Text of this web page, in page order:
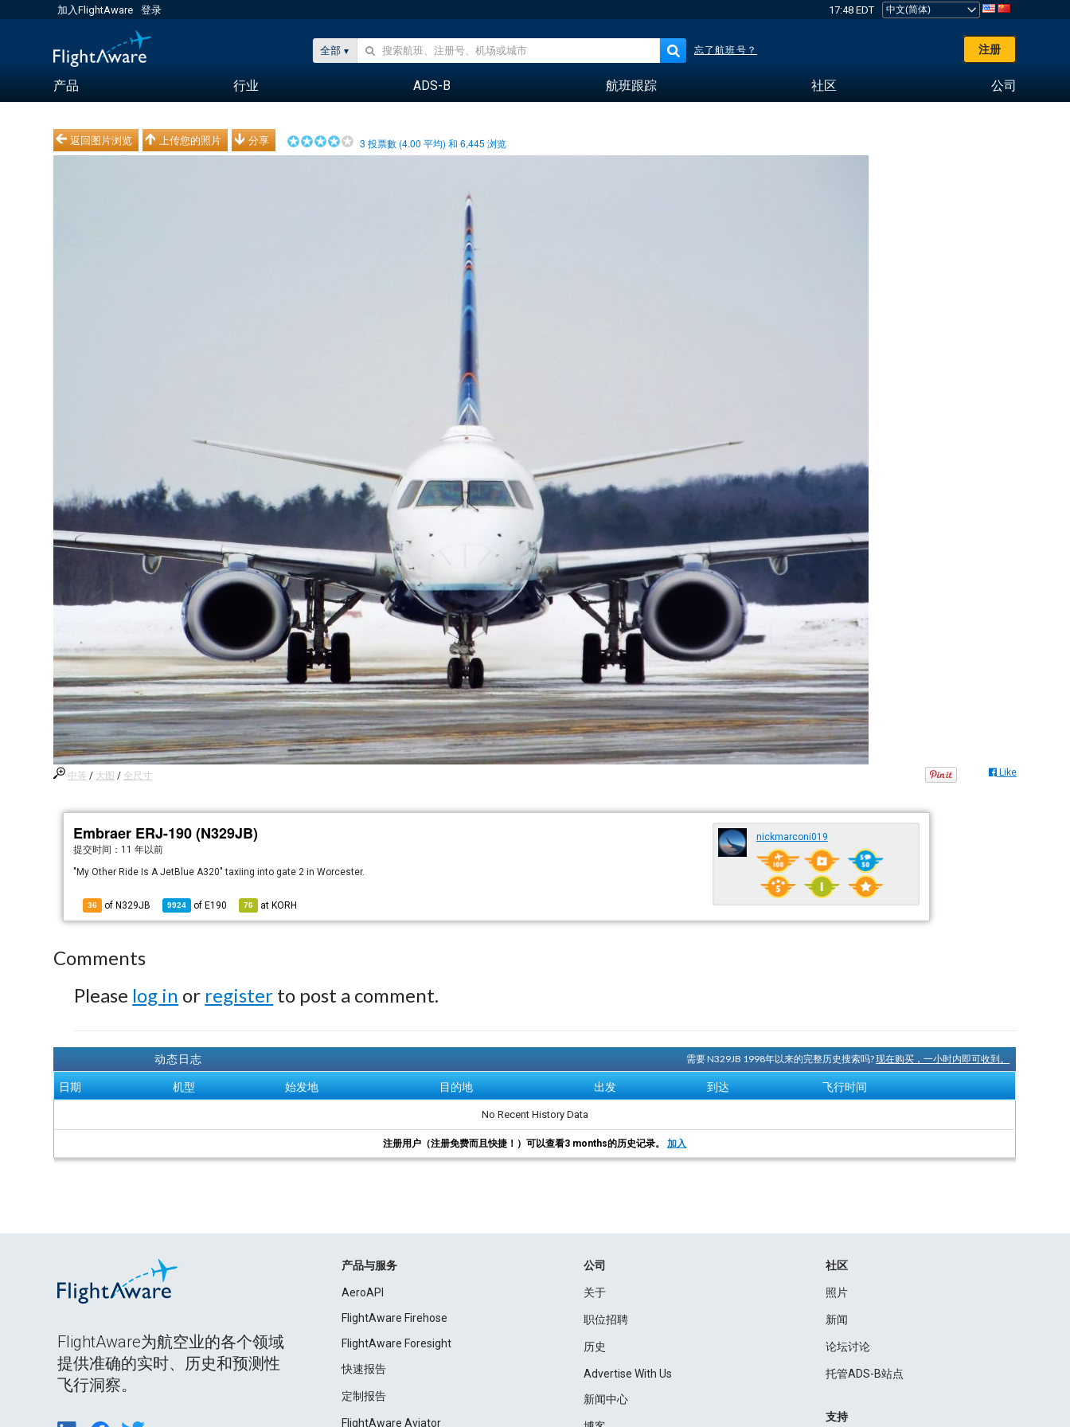
加入FlightAware 登录 17:48 EDT
全部 忘了航班号？ 注册
产品 行业 ADS-B 航班跟踪 社区 公司
返回图片浏览 上传您的照片 分享 3 投票數 (4.00 平均) 和6,445 浏览
中等 / 大图 / 全尺寸 Like
Embraer ERJ-190 (N329JB)
提交时间： 11 年以前
"My Other Ride Is A JetBlue A320" taxiing into gate 2 in Worcester.
36 of N329JB 9924 of E190 76 at KORH
nickmarconi019
Comments
Please log in or register to post a comment.
动态日志 需要 N329JB 1998年以来的完整历史搜索吗?现在购买，一小时内即可收到。
日期 机型 始发地 目的地 出发 到达 飞行时间
No Recent History Data
注册用户（注册免费而且快捷！）可以查看3 months的历史记录。加入
FlightAware为航空业的各个领域
提供准确的实时、历史和预测性
飞行洞察。
产品与服务
AeroAPI
FlightAware Firehose
FlightAware Foresight
快速报告
定制报告
FlightAware Aviator
公司
关于
职位招聘
历史
Advertise With Us
新闻中心
社区
照片
新闻
论坛讨论
托管ADS-B站点
支持